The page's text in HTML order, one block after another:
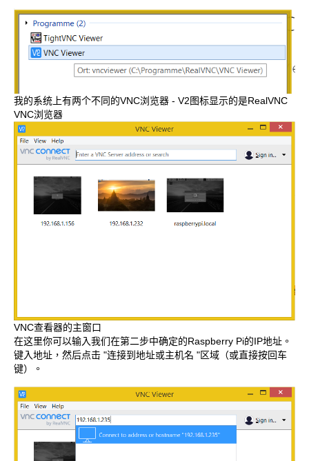
我的系统上有两个不同的VNC浏览器 - V2图标显示的是RealVNC
VNC浏览器
VNC查看器的主窗口
在这里你可以输入我们在第二步中确定的Raspberry Pi的IP地址。
键入地址，然后点击 "连接到地址或主机名 "区域（或直接按回车
键）。